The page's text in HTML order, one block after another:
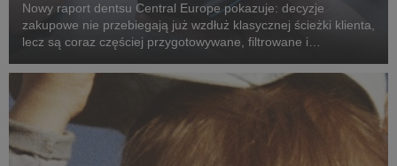
Nowy raport dentsu Central Europe pokazuje: decyzje
zakupowe nie przebiegają już wzdłuż klasycznej ścieżki klienta,
lecz są coraz częściej przygotowywane, filtrowane i
inteligencji.